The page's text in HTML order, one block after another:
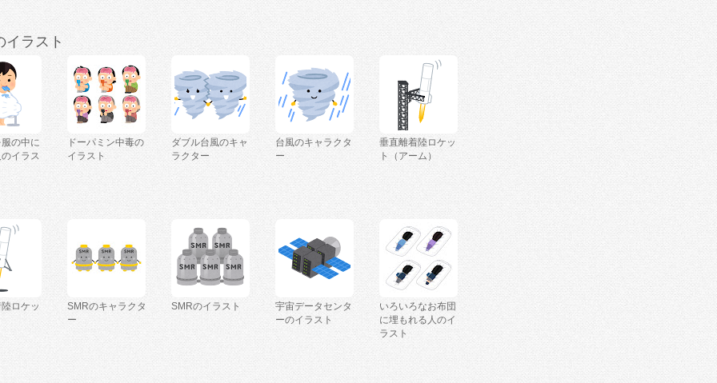
イラスト
の中に
イラス
ドーパミン中毒の
イラスト
ダブル台風のキャ
ラクター
台風のキャラクタ
ー
垂直離着陸ロケッ
ト（アーム）
ロケッ
SMRのキャラクタ
ー
SMRのイラスト
宇宙データセンタ
ーのイラスト
いろいろなお布団
に埋もれる人のイ
ラスト